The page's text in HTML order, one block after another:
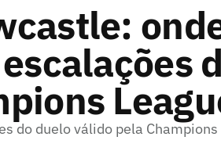
do duelo válido pela Champions